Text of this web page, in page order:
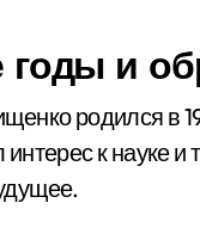
годы и
родился в
к науке